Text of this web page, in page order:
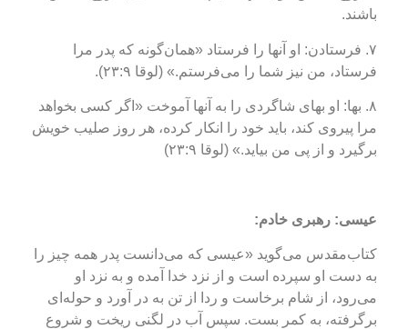
باشند.
۷. فرستادن: او آنها را فرستاد «همان‌گونه که پدر مرا
فرستاد، من نیز شما را می‌فرستم.» (لوقا ۲۳:۹).
۸. بها: او بهای شاگردی را به آنها آموخت «اگر کسی بخواهد
مرا پیروی کند، باید خود را انکار کرده، هر روز صلیب خویش
برگیرد و از پی من بیاید.» (لوقا ۲۳:۹)
عیسی: رهبری خادم:
کتاب‌مقدس می‌گوید «عیسی که می‌دانست پدر همه چیز را
به دست او سپرده است و از نزد خدا آمده و به نزد او
می‌رود، از شام برخاست و ردا از تن به در آورد و حوله‌ای
برگرفته، به کمر بست. سپس آب در لگنی ریخت و شروع